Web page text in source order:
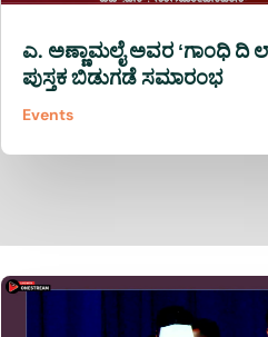
ಎ. ಅಣ್ಣಾಮಲೈ ಅವರ ʻಗಾಂಧಿ ದಿ
ಪುಸ್ತಕ ಬಿಡುಗಡೆ ಸಮಾರಂಭ
Events